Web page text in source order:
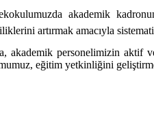
akademik
artırmak amacıyla
akademik personelimizin aktif
eğitim yetkinliğini